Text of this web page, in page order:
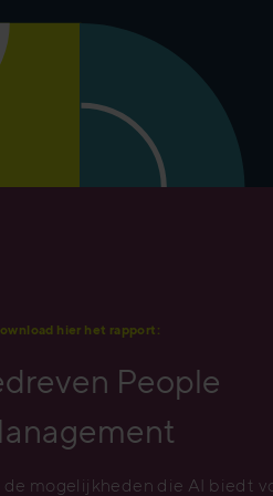
hier het rapport:
People
de mogelijkheden die AI biedt